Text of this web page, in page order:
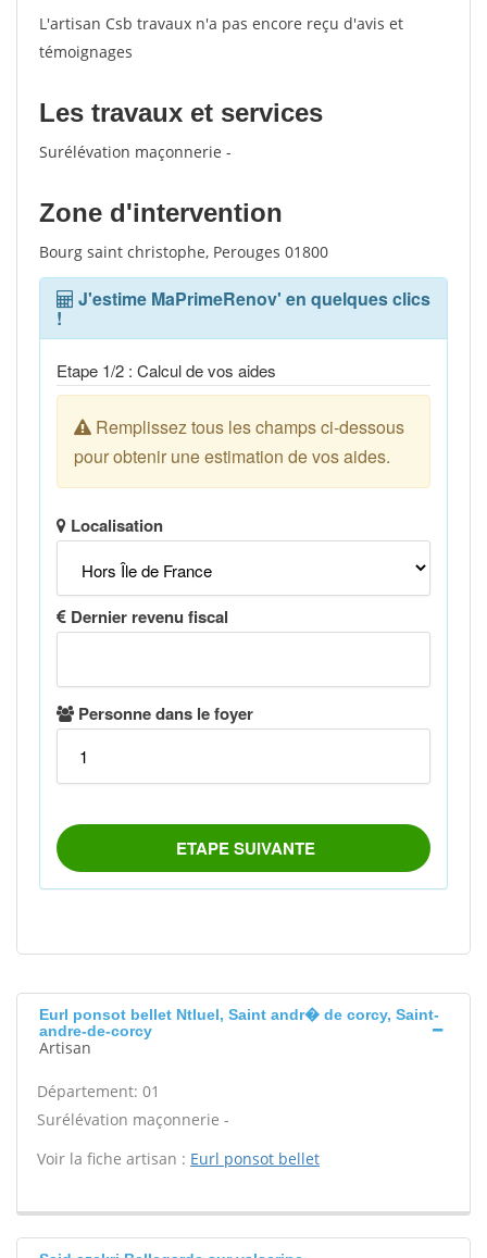
L'artisan Csb travaux n'a pas encore reçu d'avis et
témoignages
Les travaux et services
Surélévation maçonnerie -
Zone d'intervention
Bourg saint christophe, Perouges 01800
Eurl ponsot bellet Ntluel, Saint andr� de corcy, Saint-
andre-de-corcy
Artisan
Département: 01
Surélévation maçonnerie -
Voir la fiche artisan : Eurl ponsot bellet